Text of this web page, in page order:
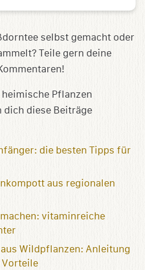
selbst gemacht oder
Teile gern deine
Pflanzen
dich diese Beiträge
die besten Tipps für
aus regionalen
vitaminreiche
Wildpflanzen: Anleitung